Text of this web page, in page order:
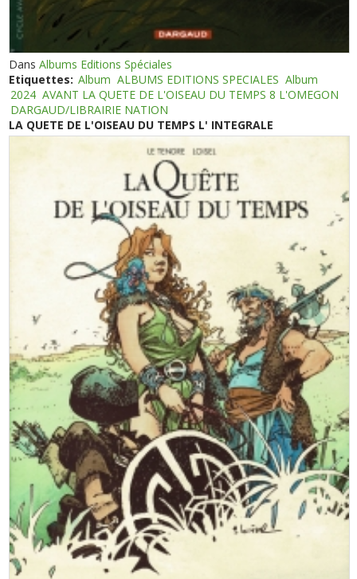
DansAlbums Editions Spéciales
Etiquettes: Album ALBUMS EDITIONS SPECIALES Album
2024 AVANT LA QUETE DE L'OISEAU DU TEMPS 8 L'OMEGON
DARGAUD/LIBRAIRIE NATION
LA QUETE DE L'OISEAU DU TEMPS L' INTEGRALE